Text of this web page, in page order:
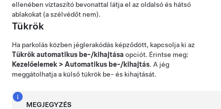
ellenében víztaszító bevonattal látja el az oldalsó és hátsó
ablakokat (a szélvédőt nem).
Tükrök
Ha parkolás közben jéglerakódás képződött, kapcsolja ki az
Tükrök automatikus be-/kihajtása opciót. Érintse meg:
Kezelőelemek > Automatikus be-/kihajtás. A jég
meggátolhatja a külső tükrök be- és kihajtását.
MEGJEGYZÉS